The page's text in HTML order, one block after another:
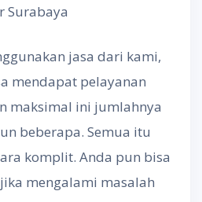
Surabaya
jasa dari kami,
mendapat pelayanan
maksimal ini jumlahnya
beberapa. Semua itu
komplit. Anda pun bisa
mengalami masalah